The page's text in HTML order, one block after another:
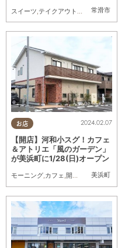
常滑市
スイーツ テイクアウト 開店,専門店
ィー,専門店,家族
お店
美浜町
2024.02.07
【開店】河和小スグ！カフェ
＆アトリエ「風のガーデン」
が美浜町に1/28(日)オープン
モーニング, カフェ 開店 アトリエ